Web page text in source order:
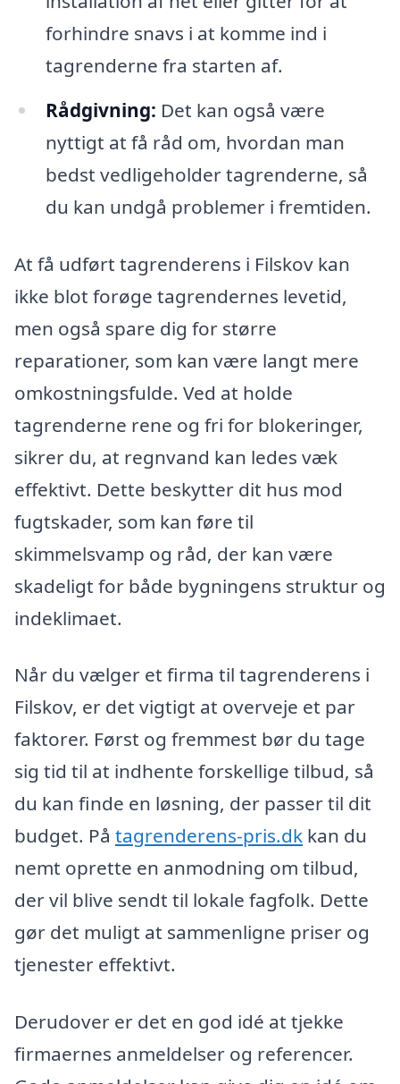
forhindre snavs i at komme ind i
tagrenderne fra starten af.
Rådgivning: Det kan også være
nyttigt at få råd om, hvordan man
bedst vedligeholder tagrenderne, så
du kan undgå problemer i fremtiden.
At få udført tagrenderens i Filskov kan
ikke blot forøge tagrendernes levetid,
men også spare dig for større
reparationer, som kan være langt mere
omkostningsfulde. Ved at holde
tagrenderne rene og fri for blokeringer,
sikrer du, at regnvand kan ledes væk
effektivt. Dette beskytter dit hus mod
fugtskader, som kan føre til
skimmelsvamp og råd, der kan være
skadeligt for både bygningens struktur og
indeklimaet.
Når du vælger et firma til tagrenderens i
Filskov, er det vigtigt at overveje et par
faktorer. Først og fremmest bør du tage
sig tid til at indhente forskellige tilbud, så
du kan finde en løsning, der passer til dit
budget. På tagrenderens-pris.dk kan du
nemt oprette en anmodning om tilbud,
der vil blive sendt til lokale fagfolk. Dette
gør det muligt at sammenligne priser og
tjenester effektivt.
Derudover er det en god idé at tjekke
firmaernes anmeldelser og referencer.